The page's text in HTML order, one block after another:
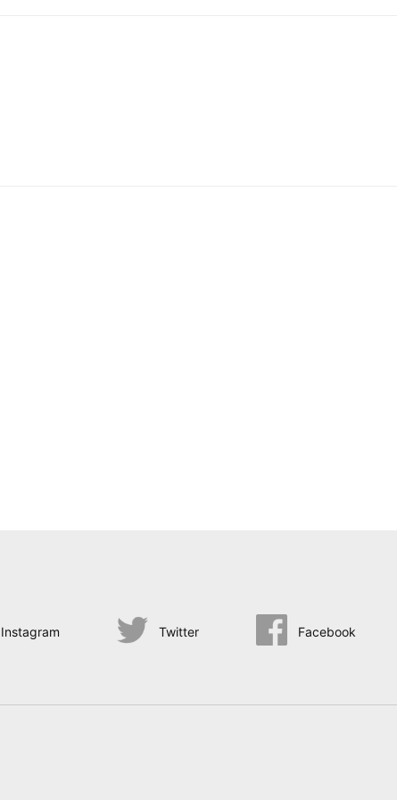
Instagram Twitter Facebook